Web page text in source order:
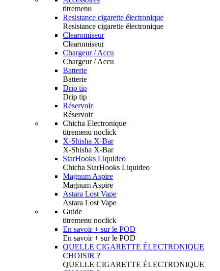
titremenu
Resistance cigarette électronique
Resistance cigarette électronique
Clearomiseur
Clearomiseur
Chargeur / Accu
Chargeur / Accu
Batterie
Batterie
Drip tip
Drip tip
Réservoir
Réservoir
Chicha Electronique
titremenu noclick
X-Shisha X-Bar
X-Shisha X-Bar
StarHooks Liquideo
Chicha StarHooks Liquideo
Magnum Aspire
Magnum Aspire
Astara Lost Vape
Astara Lost Vape
Guide
titremenu noclick
En savoir + sur le POD
En savoir + sur le POD
QUELLE CIGARETTE ÉLECTRONIQUE
CHOISIR ?
QUELLE CIGARETTE ÉLECTRONIQUE